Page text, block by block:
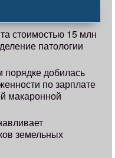
стоимостью 15 млн
патологии
порядке добилась
по зарплате
макаронной
земельных